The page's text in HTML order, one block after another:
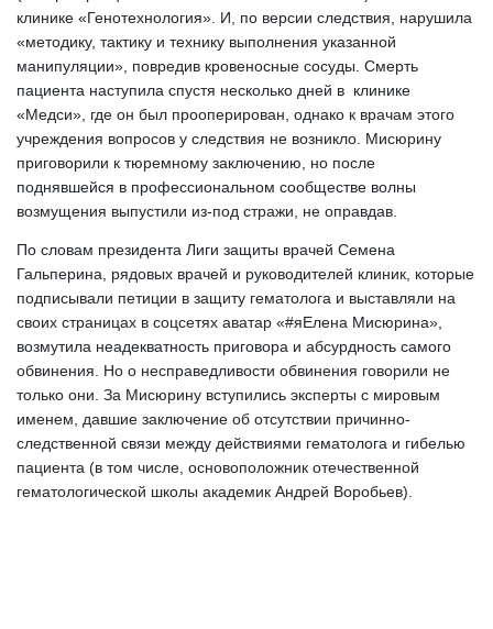
клинике «Генотехнология». И, по версии следствия, нарушила
«методику, тактику и технику выполнения указанной
манипуляции», повредив кровеносные сосуды. Смерть
пациента наступила спустя несколько дней в  клинике
«Медси», где он был прооперирован, однако к врачам этого
учреждения вопросов у следствия не возникло. Мисюрину
приговорили к тюремному заключению, но после
поднявшейся в профессиональном сообществе волны
возмущения выпустили из-под стражи, не оправдав.
По словам президента Лиги защиты врачей Семена
Гальперина, рядовых врачей и руководителей клиник, которые
подписывали петиции в защиту гематолога и выставляли на
своих страницах в соцсетях аватар «#яЕлена Мисюрина»,
возмутила неадекватность приговора и абсурдность самого
обвинения. Но о несправедливости обвинения говорили не
только они. За Мисюрину вступились эксперты с мировым
именем, давшие заключение об отсутствии причинно-
следственной связи между действиями гематолога и гибелью
пациента (в том числе, основоположник отечественной
гематологической школы академик Андрей Воробьев).